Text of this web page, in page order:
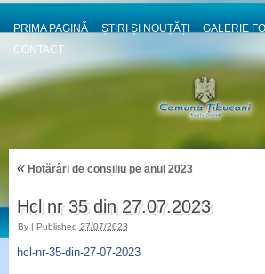
PRIMA PAGINĂ ȘTIRI ȘI NOUȚĂȚI GALERIE
CONTACT
«Hotărâri de consiliu pe anul 2023
Hcl nr 35 din 27.07.2023
By | Published 27/07/2023
hcl-nr-35-din-27-07-2023